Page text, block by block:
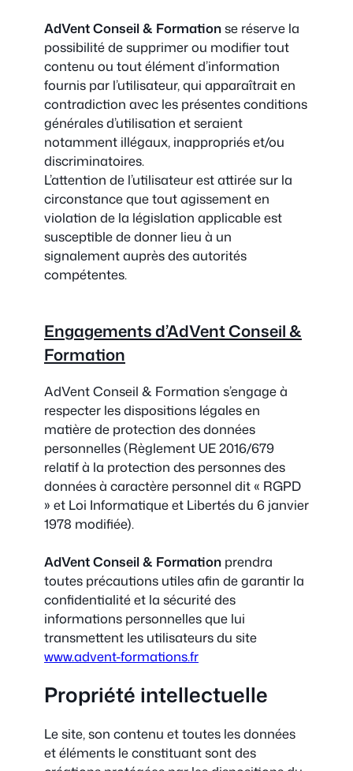
AdVent Conseil & Formationse réserve la
possibilité de supprimer ou modifier tout
contenu ou tout élément d’information
fournis par l’utilisateur, qui apparaîtrait en
contradiction avec les présentes conditions
générales d’utilisation et seraient
notamment illégaux, inappropriés et/ou
discriminatoires.
L’attention de l’utilisateur est attirée sur la
circonstance que tout agissement en
violation de la législation applicable est
susceptible de donner lieu à un
signalement auprès des autorités
compétentes.
Engagements d’AdVent Conseil &
Formation
AdVent Conseil & Formation s’engage à
respecter les dispositions légales en
matière de protection des données
personnelles (Règlement UE 2016/679
relatif à la protection des personnes des
données à caractère personnel dit « RGPD
» et Loi Informatique et Libertés du 6 janvier
1978 modifiée).
AdVent Conseil & Formation prendra
toutes précautions utiles afin de garantir la
confidentialité et la sécurité des
informations personnelles que lui
transmettent les utilisateurs du site
www.advent-formations.fr
Propriété intellectuelle
Le site, son contenu et toutes les données
et éléments le constituant sont des